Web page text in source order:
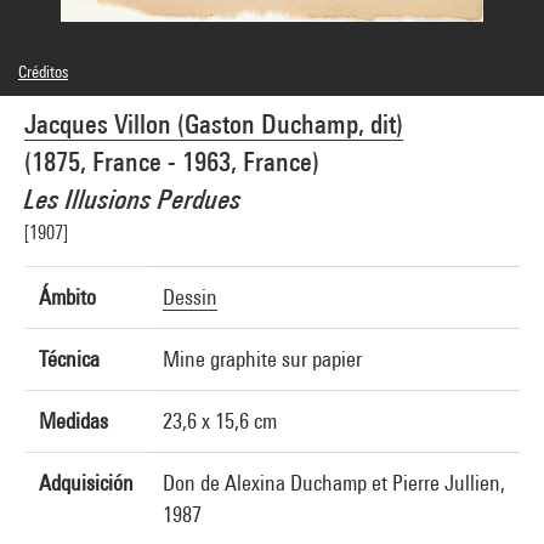
Jacques Villon (Gaston Duchamp, dit)
(1875, France - 1963, France)
Les Illusions Perdues
[1907]
Ámbito Dessin
Técnica Mine graphite sur papier
Medidas 23,6 x 15,6 cm
Adquisición
Don de Alexina Duchamp et Pierre Jullien,
1987
Créditos
© Jacques Villon / Adagp, Paris
Créditos fotográficos : Centre Pompidou, MNAM-CCI/Philippe Migeat/Dist.
GrandPalaisRmn
Referencia de la imagen : 4N75113
Difusión de la imagen :GrandPalaisRmnPhoto